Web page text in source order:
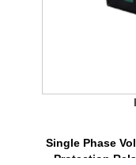
Single Phase
Protection